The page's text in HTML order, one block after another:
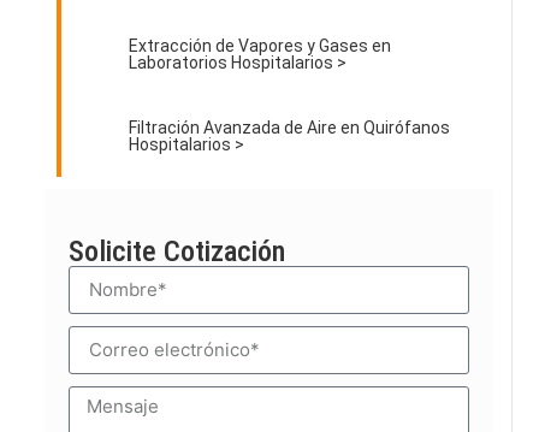
Extracción de Vapores y Gases en
Laboratorios Hospitalarios >
Filtración Avanzada de Aire en Quirófanos
Hospitalarios >
Solicite Cotización